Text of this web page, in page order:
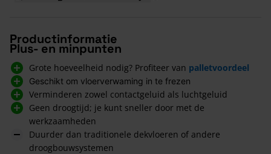
Productinformatie
Plus- en minpunten
Grote hoeveelheid nodig? Profiteer van palletvoordeel
Geschikt om vloerverwaming in te frezen
Verminderen zowel contactgeluid als luchtgeluid
Geen droogtijd; je kunt sneller door met de
werkzaamheden
Duurder dan traditionele dekvloeren of andere
droogbouwsystemen